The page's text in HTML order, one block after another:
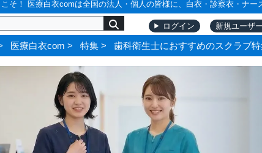
そ！ 医療白衣comは全国の法人・個人の皆様に、白衣・診察衣・ナー
ログイン 新規ユーザ
医療白衣com > 特集 > 歯科衛生士におすすめのスクラブ